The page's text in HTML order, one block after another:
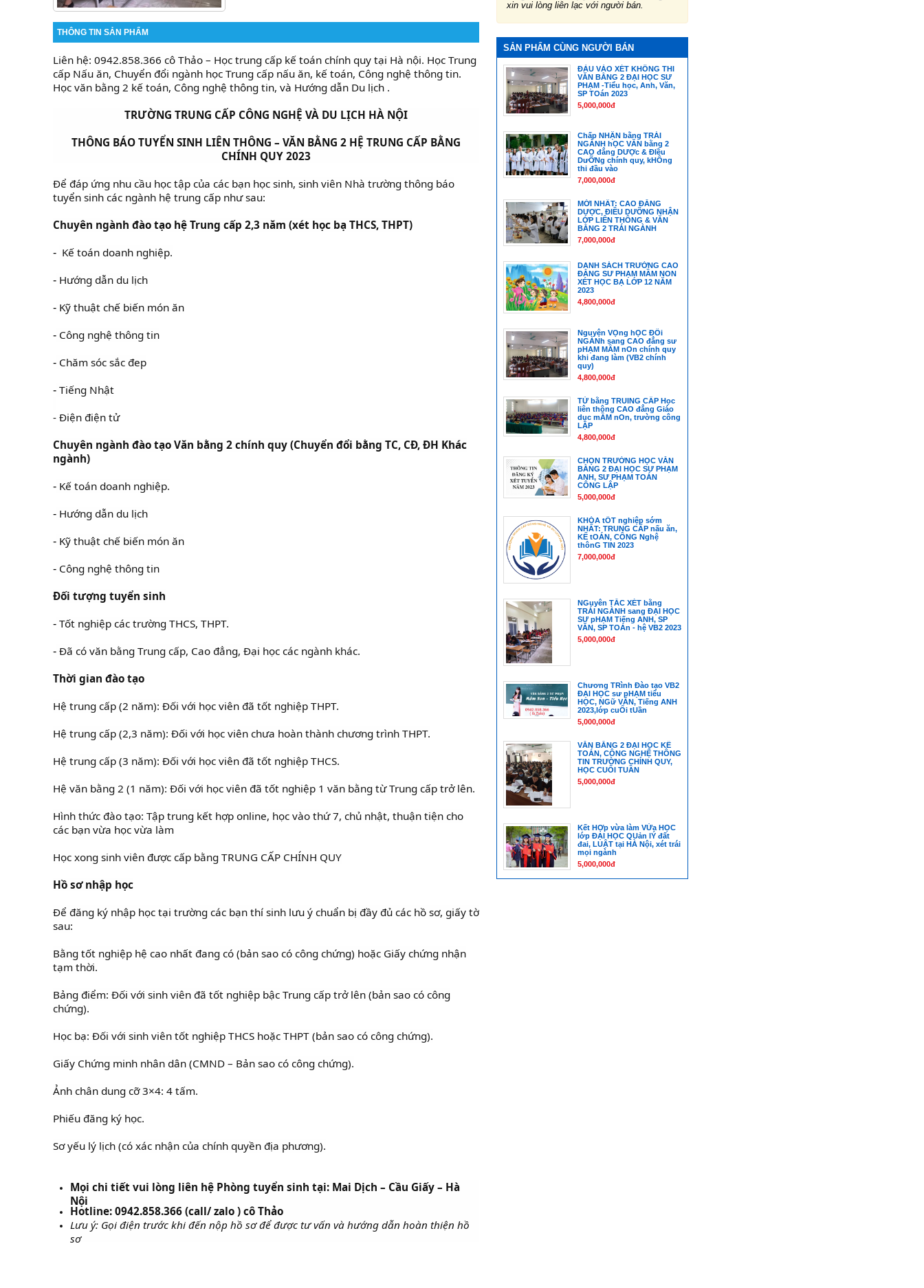
THÔNG TIN SẢN PHẨM
Liên hệ: 0942.858.366 cô Thảo – Học trung cấp kế toán chính quy tại Hà nội. Học Trung
cấp Nấu ăn, Chuyển đổi ngành học Trung cấp nấu ăn, kế toán, Công nghệ thông tin.
Học văn bằng 2 kế toán, Công nghệ thông tin, và Hướng dẫn Du lịch .
TRƯỜNG TRUNG CẤP CÔNG NGHỆ VÀ DU LỊCH HÀ NỘI
THÔNG BÁO TUYỂN SINH LIÊN THÔNG – VĂN BẰNG 2 HỆ TRUNG CẤP BẰNG
CHÍNH QUY 2023
Để đáp ứng nhu cầu học tập của các bạn học sinh, sinh viên Nhà trường thông báo
tuyển sinh các ngành hệ trung cấp như sau:
Chuyên ngành đào tạo hệ Trung cấp 2,3 năm (xét học bạ THCS, THPT)
- Kế toán doanh nghiệp.
- Hướng dẫn du lịch
- Kỹ thuật chế biến món ăn
- Công nghệ thông tin
- Chăm sóc sắc đep
- Tiếng Nhật
- Điện điện tử
Chuyên ngành đào tạo Văn bằng 2 chính quy (Chuyển đổi bằng TC, CĐ, ĐH Khác
ngành)
- Kế toán doanh nghiệp.
- Hướng dẫn du lịch
- Kỹ thuật chế biến món ăn
- Công nghệ thông tin
Đối tượng tuyển sinh
- Tốt nghiệp các trường THCS, THPT.
- Đã có văn bằng Trung cấp, Cao đẳng, Đại học các ngành khác.
Thời gian đào tạo
Hệ trung cấp (2 năm): Đối với học viên đã tốt nghiệp THPT.
Hệ trung cấp (2,3 năm): Đối với học viên chưa hoàn thành chương trình THPT.
Hệ trung cấp (3 năm): Đối với học viên đã tốt nghiệp THCS.
Hệ văn bằng 2 (1 năm): Đối với học viên đã tốt nghiệp 1 văn bằng từ Trung cấp trở lên.
Hình thức đào tạo: Tập trung kết hợp online, học vào thứ 7, chủ nhật, thuận tiện cho
các bạn vừa học vừa làm
Học xong sinh viên được cấp bằng TRUNG CẤP CHÍNH QUY
Hồ sơ nhập học
Để đăng ký nhập học tại trường các bạn thí sinh lưu ý chuẩn bị đầy đủ các hồ sơ, giấy tờ
sau:
Bằng tốt nghiệp hệ cao nhất đang có (bản sao có công chứng) hoặc Giấy chứng nhận
tạm thời.
Bảng điểm: Đối với sinh viên đã tốt nghiệp bậc Trung cấp trở lên (bản sao có công
chứng).
Học bạ: Đối với sinh viên tốt nghiệp THCS hoặc THPT (bản sao có công chứng).
Giấy Chứng minh nhân dân (CMND – Bản sao có công chứng).
Ảnh chân dung cỡ 3×4: 4 tấm.
Phiếu đăng ký học.
Sơ yếu lý lịch (có xác nhận của chính quyền địa phương).
Mọi chi tiết vui lòng liên hệ Phòng tuyển sinh tại: Mai Dịch – Cầu Giấy – Hà
Nội
Hotline: 0942.858.366 (call/ zalo ) cô Thảo
Lưu ý: Gọi điện trước khi đến nộp hồ sơ để được tư vấn và hướng dẫn hoàn thiện hồ
sơ
xin vui lòng liên lạc với người bán.
SẢN PHẨM CÙNG NGƯỜI BÁN
ĐÀU VÀO XÉT KHÔNG THI
VĂN BẰNG 2 ĐẠI HỌC SƯ
PHẠM -Tiểu học, Anh, Văn,
SP TOán 2023
5,000,000đ
Chấp NHẬN bằng TRÁI
NGÀNH hỌC VĂN bằng 2
CAO đẳng DƯỢc & ĐIều
DưỠNg chính quy, kHÔng
thi đầu vào
7,000,000đ
MỚI NHẤT: CAO ĐẲNG
DƯỢC, ĐIỀU DƯỠNG NHẬN
LỚP LIÊN THÔNG & VĂN
BẰNG 2 TRÁI NGÀNH
7,000,000đ
DANH SÁCH TRƯỜNG CAO
ĐẲNG SƯ PHẠM MẦM NON
XÉT HỌC BẠ LỚP 12 NĂM
2023
4,800,000đ
Nguyện VỌng hỌC ĐỔi
NGÀNh sang CAO đẳng sư
pHẠM MẦM nOn chính quy
khi đang làm (VB2 chính
quy)
4,800,000đ
TỪ bằng TRUING CẤP Học
liên thông CAO đẳng Giáo
dục mẦM nOn, trường công
LẬP
4,800,000đ
CHỌN TRƯỜNG HỌC VĂN
BẰNG 2 ĐẠI HỌC SƯ PHẠM
ANH, SƯ PHẠM TOÁN
CÔNG LẬP
5,000,000đ
KHÓA tỐT nghiệp sớm
NHẤT: TRUNG CẤP nấu ăn,
KẾ tOÁN, CÔNG Nghệ
thônG TIN 2023
7,000,000đ
NGuyên TẮC XÉT bằng
TRÁI NGÀNH sang ĐẠI HỌC
SƯ pHẠM Tiếng ANH, SP
VĂN, SP TOÁn - hệ VB2 2023
5,000,000đ
Chương TRình Đào tạo VB2
ĐẠI HỌC sư pHẠM tiểu
HỌC, NGữ VĂN, Tiếng ANH
2023,lớp cuỐi tUần
5,000,000đ
VĂN BẰNG 2 ĐẠI HỌC KẾ
TOÁN, CÔNG NGHỆ THÔNG
TIN TRƯỜNG CHÍNH QUY,
HỌC CUỐI TUẦN
5,000,000đ
Kết HỢp vừa làm VỪa HỌC
lớp ĐẠI HỌC QUản lÝ đất
đai, LUẬT tại HÀ Nội, xét trái
mọi ngành
5,000,000đ